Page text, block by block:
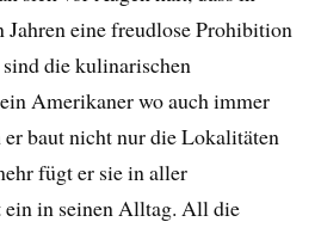
Jahren eine freudlose Prohibition
die kulinarischen
Amerikaner wo auch immer
baut nicht nur die Lokalitäten
fügt er sie in aller
ein in seinen Alltag. All die